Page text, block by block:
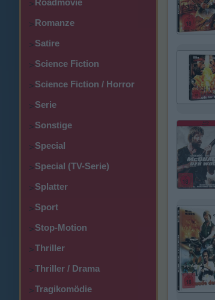
>Roadmovie
>Romanze
>Satire
>Science Fiction
>Science Fiction / Horror
>Serie
>Sonstige
>Special
>Special (TV-Serie)
>Splatter
>Sport
>Stop-Motion
>Thriller
>Thriller / Drama
>Tragikomödie